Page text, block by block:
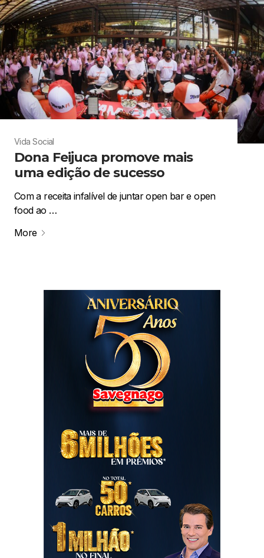
Vida Social
Dona Feijuca promove mais
uma edição de sucesso
Com a receita infalível de juntar open bar e open
food ao …
More